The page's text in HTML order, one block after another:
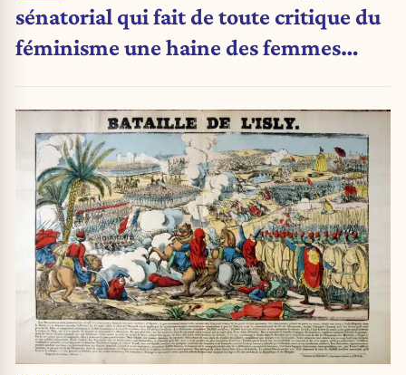
sénatorial qui fait de toute critique du
féminisme une haine des femmes